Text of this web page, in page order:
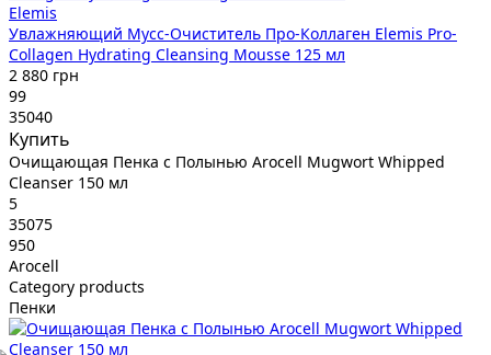
Elemis
Увлажняющий Мусс-Очиститель Про-Коллаген Elemis Pro-
Collagen Hydrating Cleansing Mousse 125 мл
2 880 грн
99
35040
Купить
Очищающая Пенка с Полынью Arocell Mugwort Whipped
Cleanser 150 мл
5
35075
950
Arocell
Category products
Пенки